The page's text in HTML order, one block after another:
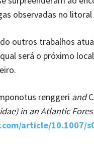
observadas no litoral
outros trabalhos
será o próximo
renggeri and
in an Atlantic
article/10.1007/